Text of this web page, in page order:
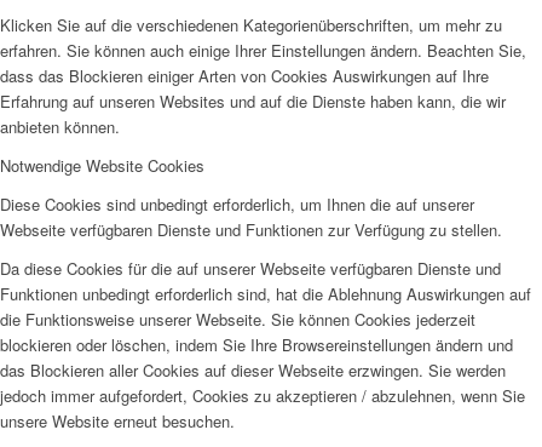
Klicken Sie auf die verschiedenen Kategorienüberschriften, um mehr zu
erfahren. Sie können auch einige Ihrer Einstellungen ändern. Beachten Sie,
dass das Blockieren einiger Arten von Cookies Auswirkungen auf Ihre
Erfahrung auf unseren Websites und auf die Dienste haben kann, die wir
anbieten können.
Notwendige Website Cookies
Diese Cookies sind unbedingt erforderlich, um Ihnen die auf unserer
Webseite verfügbaren Dienste und Funktionen zur Verfügung zu stellen.
Da diese Cookies für die auf unserer Webseite verfügbaren Dienste und
Funktionen unbedingt erforderlich sind, hat die Ablehnung Auswirkungen auf
die Funktionsweise unserer Webseite. Sie können Cookies jederzeit
blockieren oder löschen, indem Sie Ihre Browsereinstellungen ändern und
das Blockieren aller Cookies auf dieser Webseite erzwingen. Sie werden
jedoch immer aufgefordert, Cookies zu akzeptieren / abzulehnen, wenn Sie
unsere Website erneut besuchen.